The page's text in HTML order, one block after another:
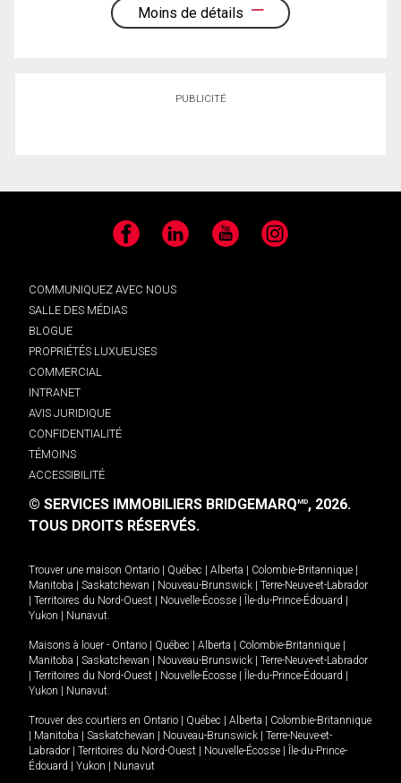
Moins de détails
PUBLICITÉ
Facebook LinkedIn YouTube Instagram
COMMUNIQUEZ AVEC NOUS
SALLE DES MÉDIAS
BLOGUE
PROPRIÉTÉS LUXUEUSES
COMMERCIAL
INTRANET
AVIS JURIDIQUE
CONFIDENTIALITÉ
TÉMOINS
ACCESSIBILITÉ
© SERVICES IMMOBILIERS BRIDGEMARQMD, 2026.
TOUS DROITS RÉSERVÉS.
Trouver une maison Ontario Québec Alberta Colombie-Britannique
Manitoba
Saskatchewan Nouveau-Brunswick
Terre-Neuve-et-Labrador
Territoires du Nord-Ouest Nouvelle-Écosse Île-du-Prince-Édouard
Yukon
Nunavut.
Maisons à louer - Ontario Québec Alberta Colombie-Britannique
Manitoba
Saskatchewan Nouveau-Brunswick
Terre-Neuve-et-Labrador
Territoires du Nord-Ouest Nouvelle-Écosse Île-du-Prince-Édouard
Yukon
Nunavut.
Trouver des courtiers en Ontario Québec Alberta
Colombie-Britannique
Manitoba Saskatchewan Nouveau-Brunswick
Terre-Neuve-et-
Labrador
Territoires du Nord-Ouest Nouvelle-Écosse
Île-du-Prince-
Édouard
Yukon Nunavut